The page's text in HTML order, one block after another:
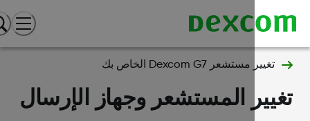
تغيير مستشعر Dexcom G7 الخاص بك
المستشعر وجهاز الإرسال